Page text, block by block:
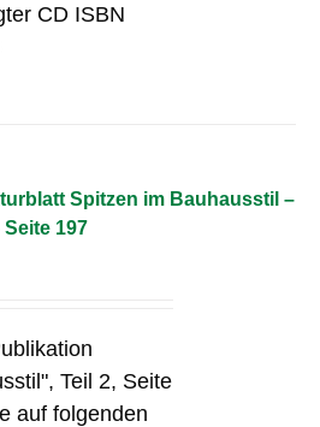
CD ISBN
Spitzen im Bauhausstil –
Seite 197
Teil 2, Seite
auf folgenden